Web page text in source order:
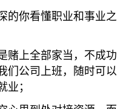
的你看懂职业和事业之
赌上全部家当，不成功
们公司上班，随时可以
业；